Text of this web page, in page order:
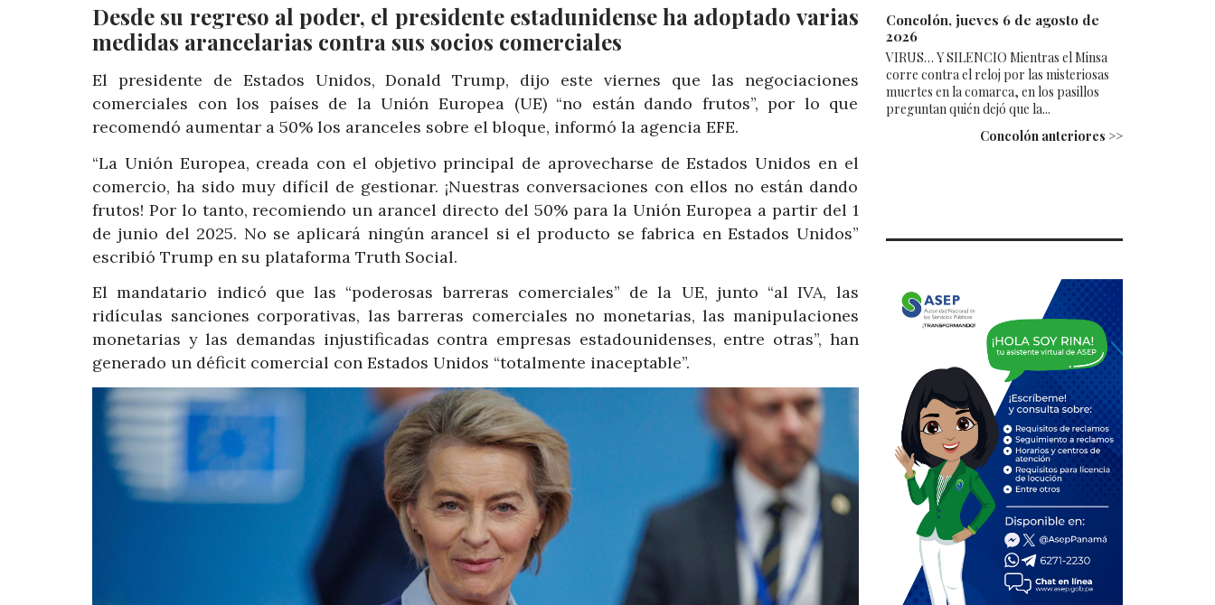
Desde su regreso al poder, el presidente estadunidense ha adoptado varias
medidas arancelarias contra sus socios comerciales
El presidente de Estados Unidos, Donald Trump, dijo este viernes que las negociaciones
comerciales con los países de la Unión Europea (UE) “no están dando frutos”, por lo que
recomendó aumentar a 50% los aranceles sobre el bloque, informó la agencia EFE.
“La Unión Europea, creada con el objetivo principal de aprovecharse de Estados Unidos en el
comercio, ha sido muy difícil de gestionar. ¡Nuestras conversaciones con ellos no están dando
frutos! Por lo tanto, recomiendo un arancel directo del 50% para la Unión Europea a partir del 1
de junio del 2025. No se aplicará ningún arancel si el producto se fabrica en Estados Unidos”
escribió Trump en su plataforma Truth Social.
El mandatario indicó que las “poderosas barreras comerciales” de la UE, junto “al IVA, las
ridículas sanciones corporativas, las barreras comerciales no monetarias, las manipulaciones
monetarias y las demandas injustificadas contra empresas estadounidenses, entre otras”, han
generado un déficit comercial con Estados Unidos “totalmente inaceptable”.
Concolón, jueves 6 de agosto de
2026
VIRUS… Y SILENCIO Mientras el Minsa
corre contra el reloj por las misteriosas
muertes en la comarca, en los pasillos
preguntan quién dejó que la...
Concolón anteriores >>